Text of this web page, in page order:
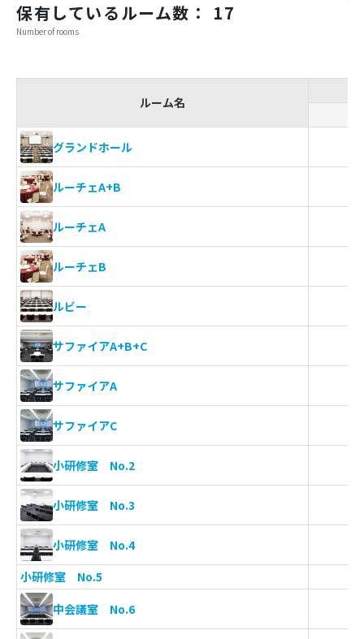
保有しているルーム数： 17
Number of rooms
ルーム名
グランドホール
ルーチェA+B
ルーチェA
ルーチェB
ルビー
サファイアA+B+C
サファイアA
サファイアC
小研修室 No.2
小研修室 No.3
小研修室 No.4
小研修室 No.5
中会議室 No.6